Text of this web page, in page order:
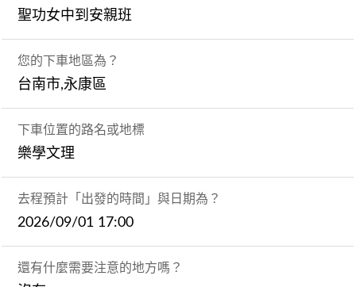
聖功女中到安親班
您的下車地區為？
台南市,永康區
下車位置的路名或地標
樂學文理
去程預計「出發的時間」與日期為？
2026/09/01 17:00
還有什麼需要注意的地方嗎？